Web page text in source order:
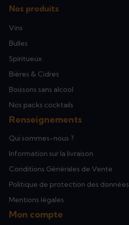
Nos produits
Vins
Bulles
Spiritueux
Bières & Cidres
Boissons sans alcool
Nos packs cocktails
Renseignements
Qui sommes-nous ?
Information sur la livraison
Conditions Générales de Vente
Politique de protection des données
Mentions légales
Mon compte